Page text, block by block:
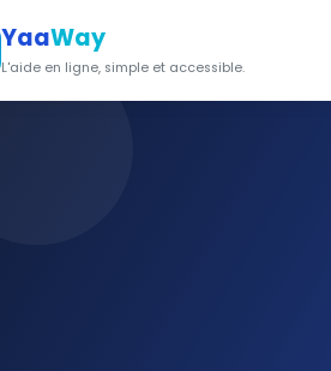
YaaWay
L'aide en ligne, simple et accessible.